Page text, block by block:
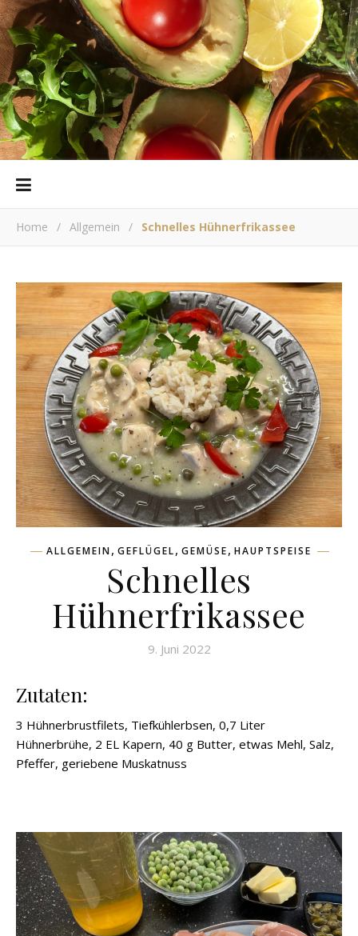
Home / Allgemein / Schnelles Hühnerfrikassee
ALLGEMEIN, GEFLÜGEL, GEMÜSE, HAUPTSPEISE
Schnelles
Hühnerfrikassee
9. Juni 2022
Zutaten:
3 Hühnerbrustfilets, Tiefkühlerbsen, 0,7 Liter
Hühnerbrühe, 2 EL Kapern, 40 g Butter, etwas Mehl, Salz,
Pfeffer, geriebene Muskatnuss